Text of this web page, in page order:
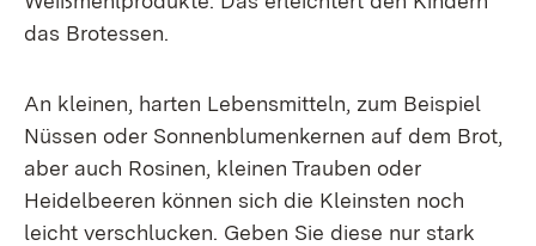
das Brotessen.
An kleinen, harten Lebensmitteln, zum Beispiel
Nüssen oder Sonnenblumenkernen auf dem Brot,
aber auch Rosinen, kleinen Trauben oder
Heidelbeeren können sich die Kleinsten noch
leicht verschlucken. Geben Sie diese nur stark